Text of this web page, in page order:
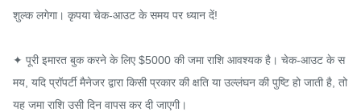
शुल्क लगेगा। कृपया चेक-आउट के समय पर ध्यान दें!
✦ पूरी इमारत बुक करने के लिए $5000 की जमा राशि आवश्यक है। चेक-आउट के स
मय, यदि प्रॉपर्टी मैनेजर द्वारा किसी प्रकार की क्षति या उल्लंघन की पुष्टि हो जाती है, तो
यह जमा राशि उसी दिन वापस कर दी जाएगी।